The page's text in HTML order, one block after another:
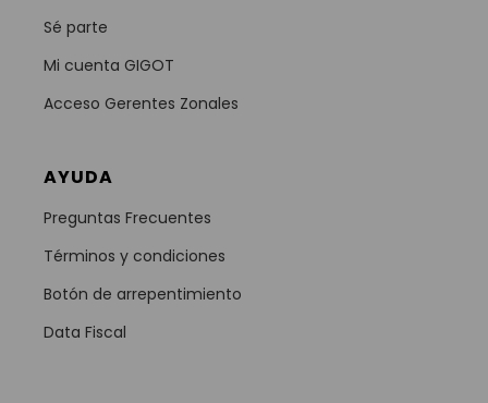
Sé parte
Mi cuenta GIGOT
Acceso Gerentes Zonales
AYUDA
Preguntas Frecuentes
Términos y condiciones
Botón de arrepentimiento
Data Fiscal